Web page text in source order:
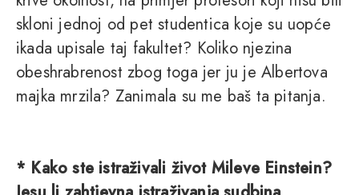
skloni jednoj od pet studentica koje su uopće
ikada upisale taj fakultet? Koliko njezina
obeshrabrenost zbog toga jer ju je Albertova
majka mrzila? Zanimala su me baš ta pitanja.
* Kako ste istraživali život Mileve Einstein?